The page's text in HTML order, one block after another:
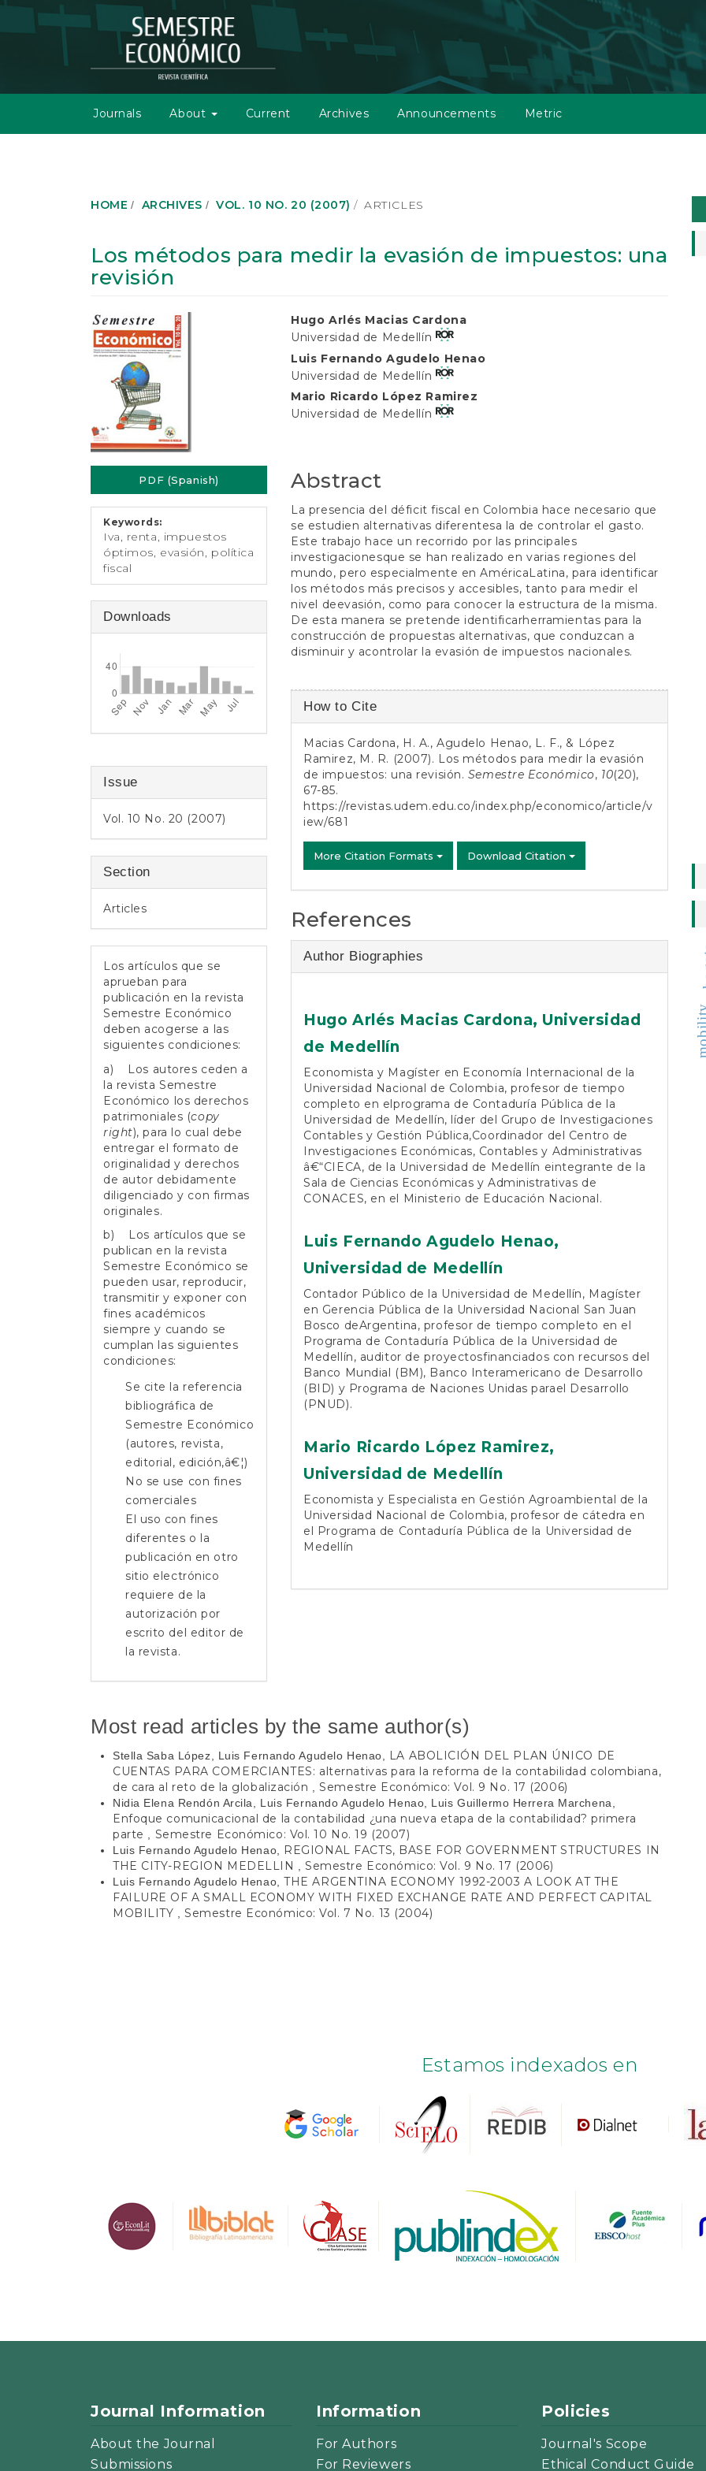
g
Journals About Current Archives Announcements Metric
HOME ARCHIVES VOL. 10 NO. 20 (2007) ARTICLES
Los métodos para medir la evasión de impuestos: una
revisión
Article
Sidebar
PDF (Spanish)
Keywords:
Iva, renta, impuestos
óptimos, evasión, política
fiscal
Downloads
Issue
Vol. 10 No. 20 (2007)
Section
Articles
Los artículos que se
aprueban para
publicación en la revista
Semestre Económico
deben acogerse a las
siguientes condiciones:
a) Los autores ceden a
la revista Semestre
Económico los derechos
patrimoniales (copy
right), para lo cual debe
entregar el formato de
originalidad y derechos
de autor debidamente
diligenciado y con firmas
originales.
b) Los artículos que se
publican en la revista
Semestre Económico se
pueden usar, reproducir,
transmitir y exponer con
fines académicos
siempre y cuando se
cumplan las siguientes
condiciones:
Se cite la referencia
bibliográfica de
Semestre Económico
(autores, revista,
editorial, edición,â€¦)
No se use con fines
comerciales
El uso con fines
diferentes o la
publicación en otro
sitio electrónico
requiere de la
autorización por
escrito del editor de
la revista.
Main
Article
Content
Hugo Arlés Macias Cardona
Universidad de Medellín
Luis Fernando Agudelo Henao
Universidad de Medellín
Mario Ricardo López Ramirez
Universidad de Medellín
Abstract
La presencia del déficit fiscal en Colombia hace necesario que
se estudien alternativas diferentesa la de controlar el gasto.
Este trabajo hace un recorrido por las principales
investigacionesque se han realizado en varias regiones del
mundo, pero especialmente en AméricaLatina, para identificar
los métodos más precisos y accesibles, tanto para medir el
nivel deevasión, como para conocer la estructura de la misma.
De esta manera se pretende identificarherramientas para la
construcción de propuestas alternativas, que conduzcan a
disminuir y acontrolar la evasión de impuestos nacionales.
Article
Details
How to Cite
Macias Cardona, H. A., Agudelo Henao, L. F., & López
Ramirez, M. R. (2007). Los métodos para medir la evasión
de impuestos: una revisión. Semestre Económico, 10(20),
67-85.
https://revistas.udem.edu.co/index.php/economico/article/v
iew/681
More Citation Formats Download Citation
References
Author Biographies
Hugo Arlés Macias Cardona, Universidad
de Medellín
Economista y Magíster en Economía Internacional de la
Universidad Nacional de Colombia, profesor de tiempo
completo en elprograma de Contaduría Pública de la
Universidad de Medellín, líder del Grupo de Investigaciones
Contables y Gestión Pública,Coordinador del Centro de
Investigaciones Económicas, Contables y Administrativas
â€“CIECA, de la Universidad de Medellín eintegrante de la
Sala de Ciencias Económicas y Administrativas de
CONACES, en el Ministerio de Educación Nacional.
Luis Fernando Agudelo Henao,
Universidad de Medellín
Contador Público de la Universidad de Medellín, Magíster
en Gerencia Pública de la Universidad Nacional San Juan
Bosco deArgentina, profesor de tiempo completo en el
Programa de Contaduría Pública de la Universidad de
Medellín, auditor de proyectosfinanciados con recursos del
Banco Mundial (BM), Banco Interamericano de Desarrollo
(BID) y Programa de Naciones Unidas parael Desarrollo
(PNUD).
Mario Ricardo López Ramirez,
Universidad de Medellín
Economista y Especialista en Gestión Agroambiental de la
Universidad Nacional de Colombia, profesor de cátedra en
el Programa de Contaduría Pública de la Universidad de
Medellín
Most read articles by the same author(s)
Stella Saba López, Luis Fernando Agudelo Henao,
LA ABOLICIÓN DEL PLAN ÚNICO DE
CUENTAS PARA COMERCIANTES: alternativas para la reforma de la contabilidad colombiana,
de cara al reto de la globalización
,Semestre Económico: Vol. 9 No. 17 (2006)
Nidia Elena Rendón Arcila, Luis Fernando Agudelo Henao, Luis Guillermo Herrera Marchena,
Enfoque comunicacional de la contabilidad ¿una nueva etapa de la contabilidad? primera
parte
Semestre Económico: Vol. 10 No. 19 (2007)
Luis Fernando Agudelo Henao,
REGIONAL FACTS, BASE FOR GOVERNMENT STRUCTURES IN
THE CITY-REGION MEDELLIN
,Semestre Económico: Vol. 9 No. 17 (2006)
Luis Fernando Agudelo Henao,THE ARGENTINA ECONOMY 1992-2003 A LOOK AT THE
FAILURE OF A SMALL ECONOMY WITH FIXED EXCHANGE RATE AND PERFECT CAPITAL
MOBILITY
,Semestre Económico: Vol. 7 No. 13 (2004)
a
Estamos indexados en
Journal Information
About the Journal
Submissions
Information
For Authors
For Reviewers
Policies
Journal's Scope
Ethical Conduct Guide